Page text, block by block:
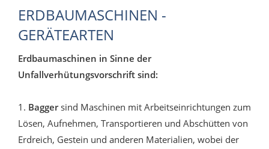
ERDBAUMASCHINEN -
GERÄTEARTEN
Erdbaumaschinen in Sinne der
Unfallverhütungsvorschrift sind:
1. Baggersind Maschinen mit Arbeitseinrichtungen zum
Lösen, Aufnehmen, Transportieren und Abschütten von
Erdreich, Gestein und anderen Materialien, wobei der